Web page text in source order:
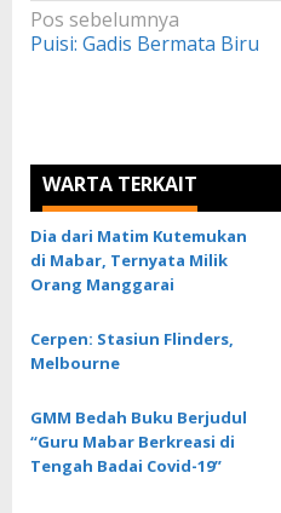
Navigasi
pos
Pos sebelumnya
Puisi: Gadis Bermata Biru
WARTA TERKAIT
Dia dari Matim Kutemukan
di Mabar, Ternyata Milik
Orang Manggarai
Cerpen: Stasiun Flinders,
Melbourne
GMM Bedah Buku Berjudul
“Guru Mabar Berkreasi di
Tengah Badai Covid-19”